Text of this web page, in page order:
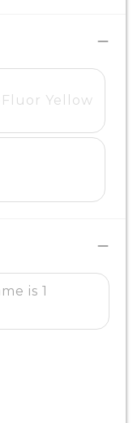
Yellow
is 1